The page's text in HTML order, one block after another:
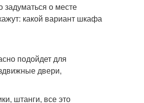
о месте
какой вариант шкафа
подойдет для
двери,
штанги, все это